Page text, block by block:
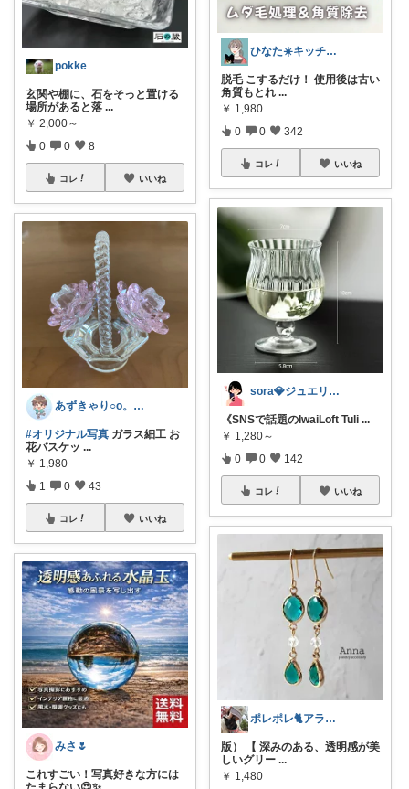
pokke
玄関や棚に、石をそっと置ける
場所があると落 ...
￥ 2,000～
0 0 8
コレ いいね
あずきゃり○o。.🐟🐠
#オリジナル写真 ガラス細工 お
花バスケッ ...
￥ 1,980
1 0 43
コレ いいね
みさ🌷
これすごい！写真好きな方には
ひなた☀️キッチン✿暮らし✿美容
脱毛 こするだけ！ 使用後は古い
角質もとれ ...
￥ 1,980
0 0 342
コレ いいね
sora💎ジュエリールーム
《SNSで話題のIwaiLoft Tuli ...
￥ 1,280～
0 0 142
コレ いいね
ポレポレ🐈アラフィフの可愛い図鑑
版） 【 深みのある、透明感が美
しいグリー ...
￥ 1,480